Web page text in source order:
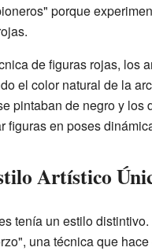
porque
de figuras rojas, los
el color natural de la
pintaban de negro y los
figuras en poses
Artístico
tenía un estilo
una técnica que